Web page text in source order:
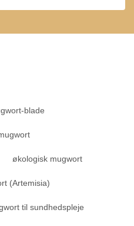
blade
økologisk mugwort
(Artemisia)
til sundhedspleje